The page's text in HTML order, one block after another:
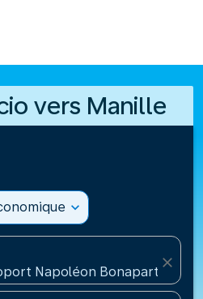
vers Manille
expand_more
Napoléon
close